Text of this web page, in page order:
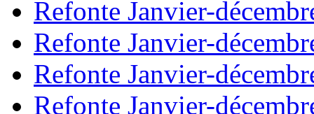
Refonte Janvier-
Refonte Janvier-
Refonte Janvier-
Refonte Janvier-